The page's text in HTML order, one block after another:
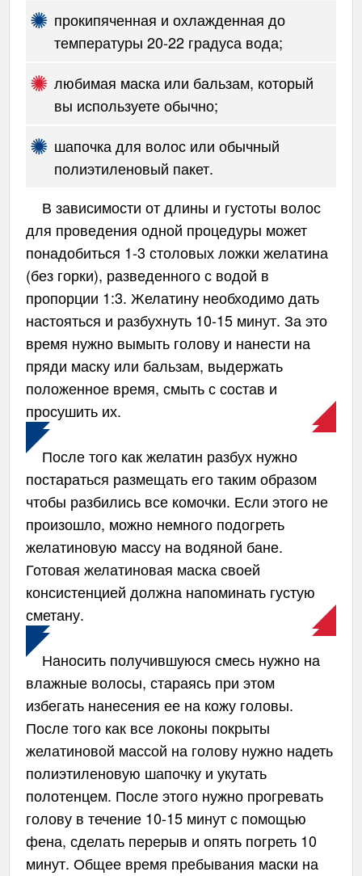
прокипяченная и охлажденная до
температуры 20-22 градуса вода;
любимая маска или бальзам, который
вы используете обычно;
шапочка для волос или обычный
полиэтиленовый пакет.
В зависимости от длины и густоты волос
для проведения одной процедуры может
понадобиться 1-3 столовых ложки желатина
(без горки), разведенного с водой в
пропорции 1:3. Желатину необходимо дать
настояться и разбухнуть 10-15 минут. За это
время нужно вымыть голову и нанести на
пряди маску или бальзам, выдержать
положенное время, смыть с состав и
просушить их.
После того как желатин разбух нужно
постараться размещать его таким образом
чтобы разбились все комочки. Если этого не
произошло, можно немного подогреть
желатиновую массу на водяной бане.
Готовая желатиновая маска своей
консистенцией должна напоминать густую
сметану.
Наносить получившуюся смесь нужно на
влажные волосы, стараясь при этом
избегать нанесения ее на кожу головы.
После того как все локоны покрыты
желатиновой массой на голову нужно надеть
полиэтиленовую шапочку и укутать
полотенцем. После этого нужно прогревать
голову в течение 10-15 минут с помощью
фена, сделать перерыв и опять погреть 10
минут. Общее время пребывания маски на